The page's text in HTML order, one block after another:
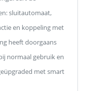
sluitautomaat,
en koppeling met
heeft doorgaans
normaal gebruik en
met smart